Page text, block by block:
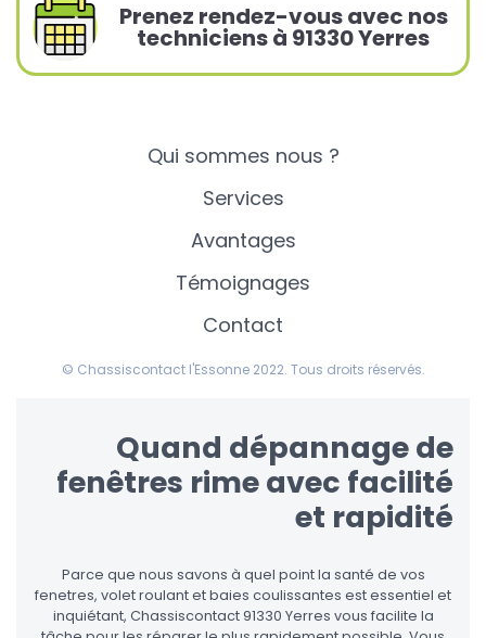
Prenez rendez-vous avec nos
techniciens à 91330 Yerres
Qui sommes nous ?
Services
Avantages
Témoignages
Contact
© Chassiscontact l'Essonne 2022. Tous droits réservés.
Quand dépannage de
fenêtres rime avec facilité
et rapidité
Parce que nous savons à quel point la santé de vos
fenetres, volet roulant et baies coulissantes est essentiel et
inquiétant, Chassiscontact 91330 Yerres vous facilite la